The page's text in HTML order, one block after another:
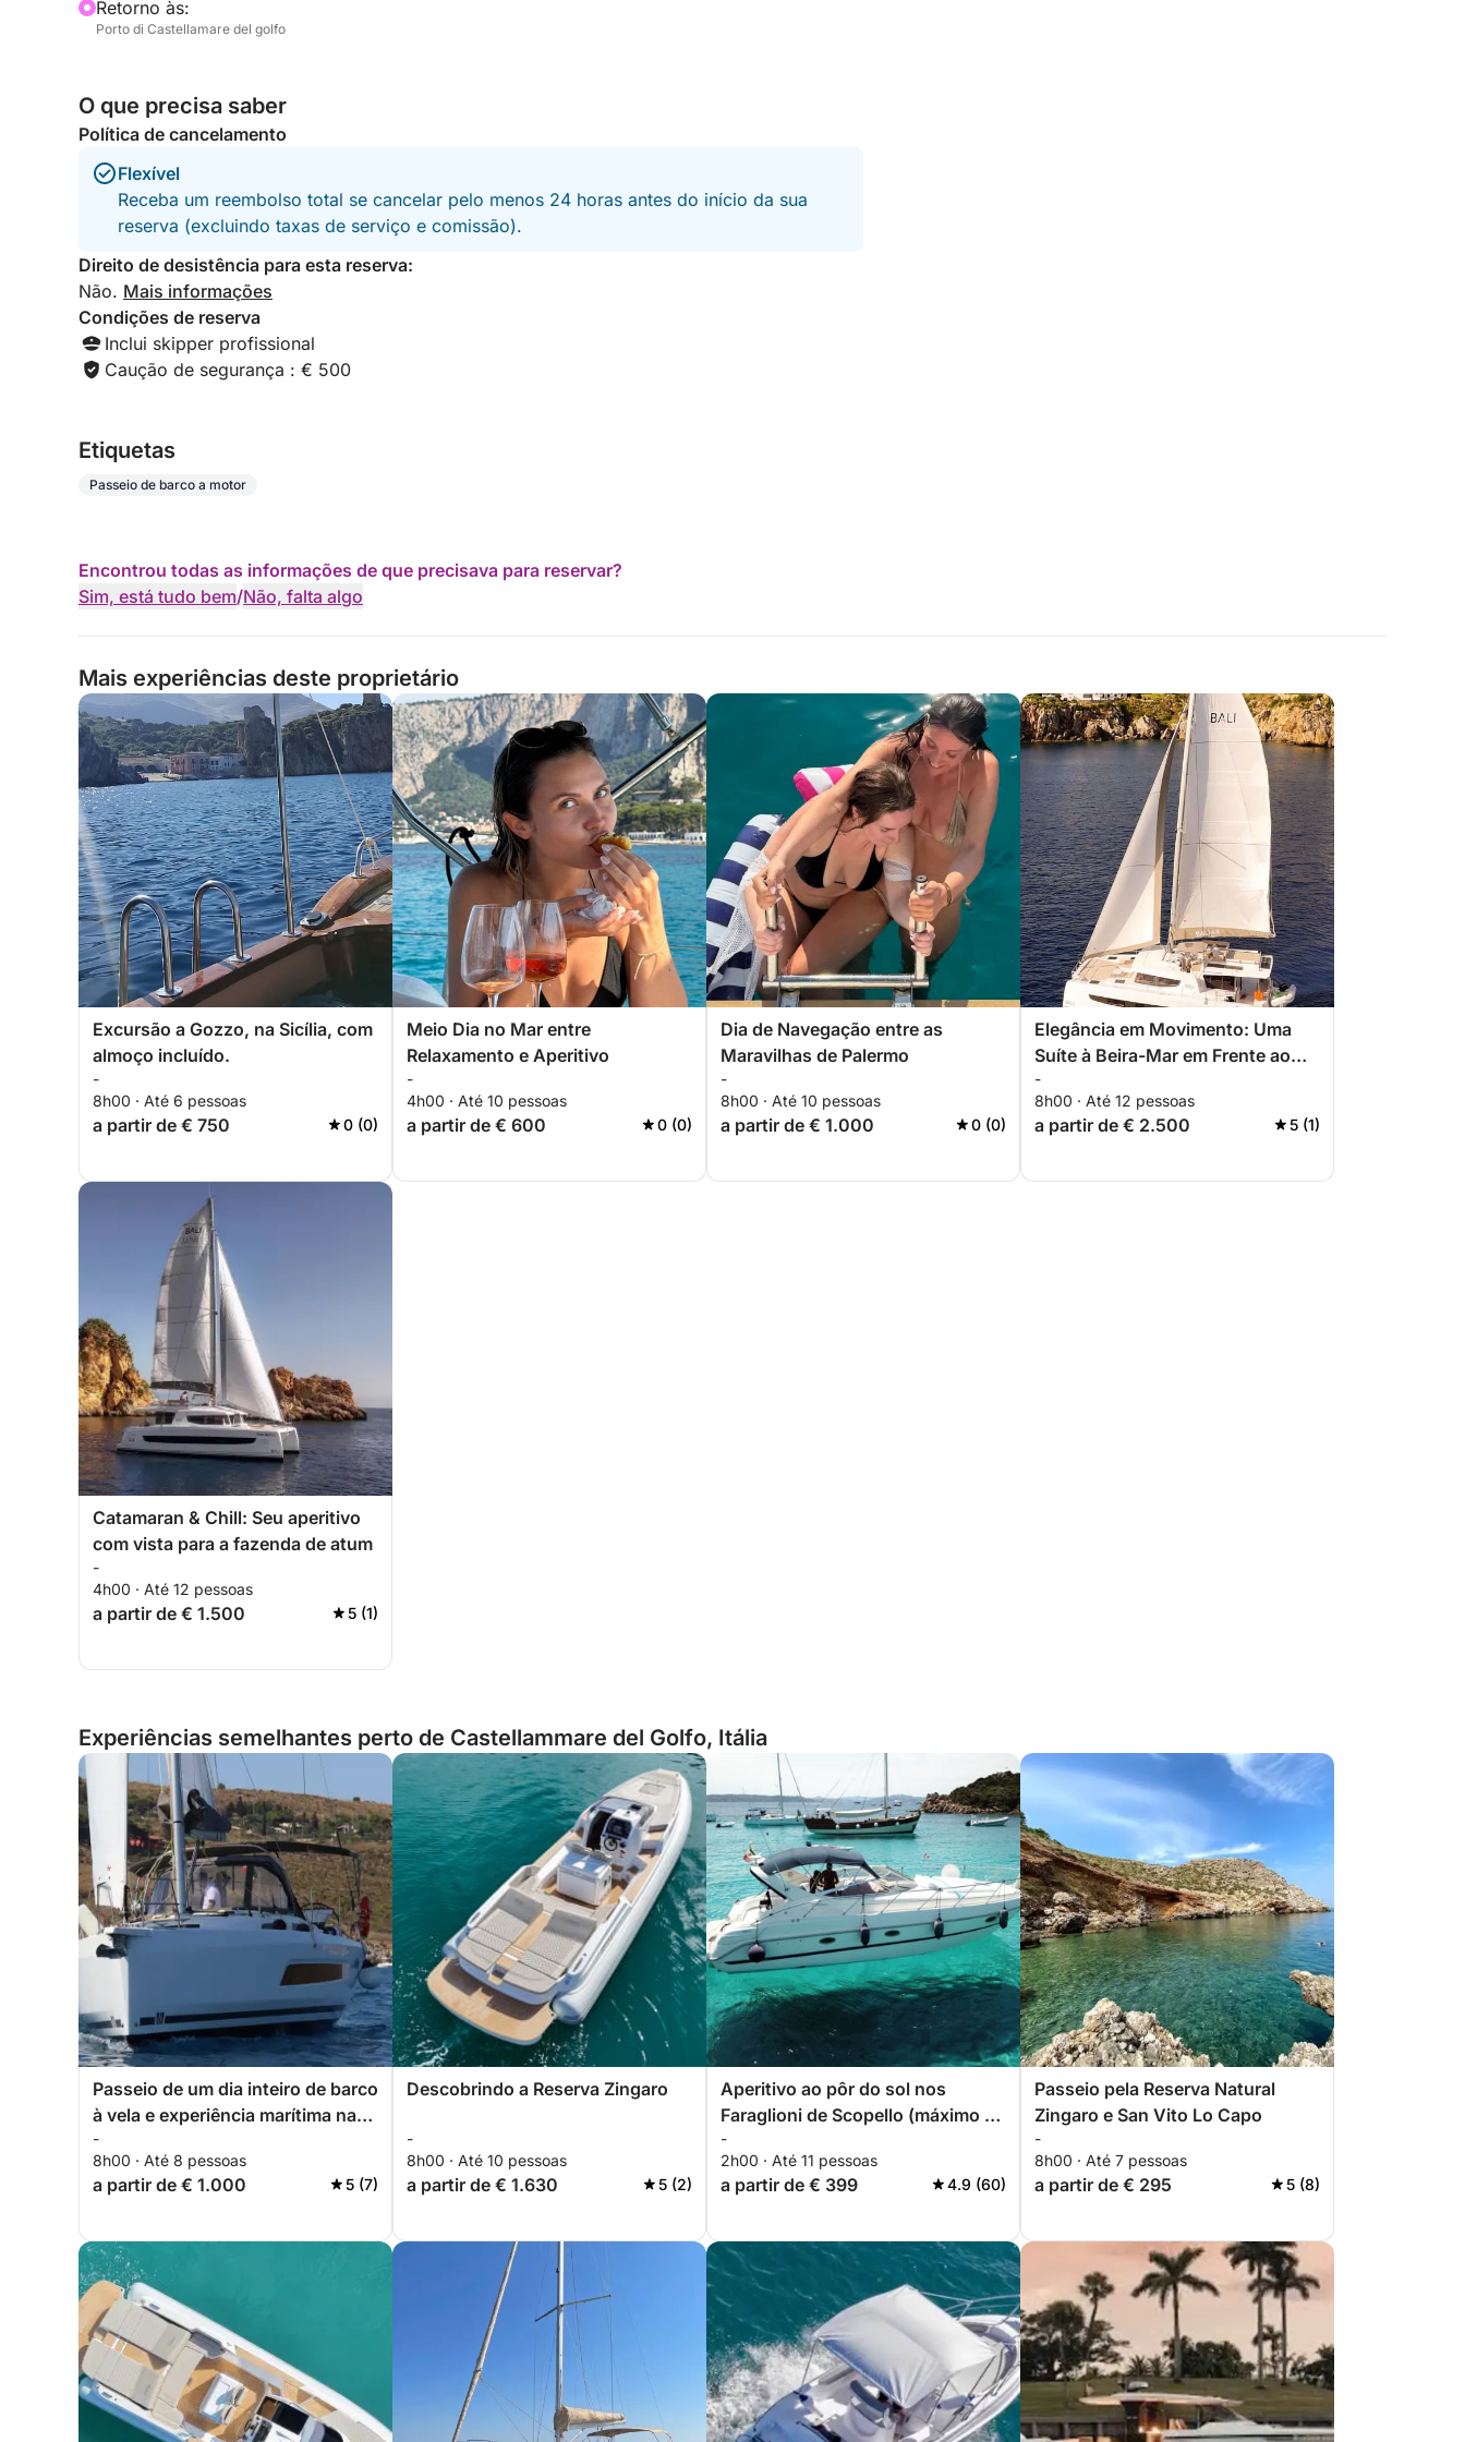
Retorno às:
Porto di Castellamare del golfo
O que precisa saber
Política de cancelamento
Flexível
Receba um reembolso total se cancelar pelo menos 24 horas antes do início da sua
reserva (excluindo taxas de serviço e comissão).
Direito de desistência para esta reserva:
Não. Mais informações
Condições de reserva
Inclui skipper profissional
Caução de segurança : € 500
Etiquetas
Passeio de barco a motor
Encontrou todas as informações de que precisava para reservar?
Sim, está tudo bem/Não, falta algo
Mais experiências deste proprietário
Excursão a Gozzo, na Sicília, com
almoço incluído.
-
8h00 · Até 6 pessoas
a partir de € 750 0 (0)
Meio Dia no Mar entre
Relaxamento e Aperitivo
-
4h00 · Até 10 pessoas
a partir de € 600 0 (0)
Dia de Navegação entre as
Maravilhas de Palermo
-
8h00 · Até 10 pessoas
a partir de € 1.000 0 (0)
Elegância em Movimento: Uma
Suíte à Beira-Mar em Frente ao
Tonnara
-
8h00 · Até 12 pessoas
a partir de € 2.500 5 (1)
Catamaran & Chill: Seu aperitivo
com vista para a fazenda de atum
-
4h00 · Até 12 pessoas
a partir de € 1.500 5 (1)
Experiências semelhantes perto de Castellammare del Golfo, Itália
Passeio de um dia inteiro de barco
à vela e experiência marítima na
Reserva Natural de Zingaro
-
8h00 · Até 8 pessoas
a partir de € 1.000 5 (7)
Descobrindo a Reserva Zingaro
-
8h00 · Até 10 pessoas
a partir de € 1.630 5 (2)
Aperitivo ao pôr do sol nos
Faraglioni de Scopello (máximo de
6 pessoas)
-
2h00 · Até 11 pessoas
a partir de € 399 4.9 (60)
Passeio pela Reserva Natural
Zingaro e San Vito Lo Capo
-
8h00 · Até 7 pessoas
a partir de € 295 5 (8)